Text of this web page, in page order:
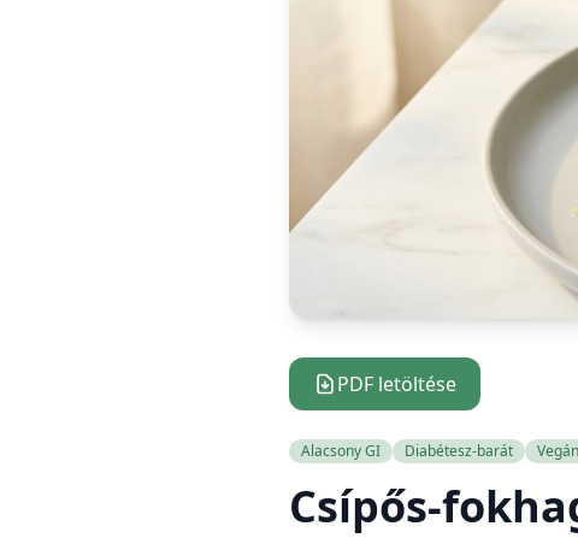
PDF letöltése
Alacsony GI Diabétesz-barát Vegán
Csípős-